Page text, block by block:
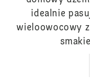
idealnie
wieloowocowy